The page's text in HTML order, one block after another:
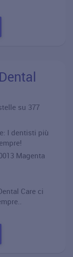
su 377
I dentisti più
Magenta
Care ci